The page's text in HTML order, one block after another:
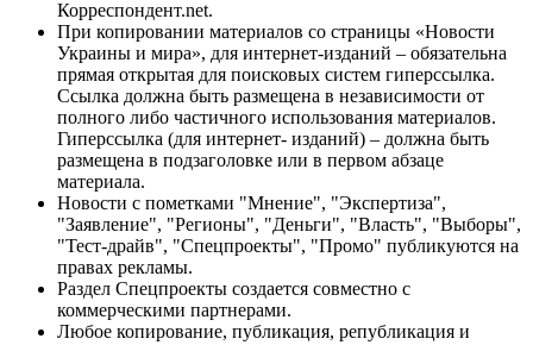
Корреспондент.net.
При копировании материалов со страницы «Новости
Украины и мира», для интернет-изданий – обязательна
прямая открытая для поисковых систем гиперссылка.
Ссылка должна быть размещена в независимости от
полного либо частичного использования материалов.
Гиперссылка (для интернет- изданий) – должна быть
размещена в подзаголовке или в первом абзаце
материала.
Новости с пометками "Мнение", "Экспертиза",
"Заявление", "Регионы", "Деньги", "Власть", "Выборы",
"Тест-драйв", "Спецпроекты", "Промо" публикуются на
правах рекламы.
Раздел Спецпроекты создается совместно с
коммерческими партнерами.
Любое копирование, публикация, републикация и